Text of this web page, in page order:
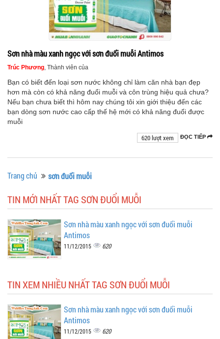
Sơn nhà màu xanh ngọc với sơn đuổi muỗi Antimos
Trúc Phương , Thành viên của
Bạn có biết đến loại sơn nước không chỉ làm căn nhà bạn đẹp
hơn mà còn có khả năng đuổi muỗi và côn trùng hiệu quả chưa?
Nếu bạn chưa biết thì hôm nay chúng tôi xin giới thiệu đến các
bạn dòng sơn nước cao cấp thế hệ mới có khả năng đuổi được
muỗi
ĐỌC TIẾP
620 lượt xem
Trang chủ sơn đuổi muỗi
TIN MỚI NHẤT TAG SƠN ĐUỔI MUỖI
Sơn nhà màu xanh ngọc với sơn đuổi muỗi
Antimos
11/12/2015 620
TIN XEM NHIỀU NHẤT TAG SƠN ĐUỔI MUỖI
Sơn nhà màu xanh ngọc với sơn đuổi muỗi
Antimos
11/12/2015 620